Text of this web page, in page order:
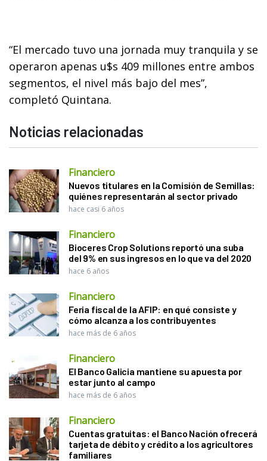
“El mercado tuvo una jornada muy tranquila y se
operaron apenas u$s 409 millones entre ambos
segmentos, el nivel más bajo del mes”,
completó Quintana.
Noticias relacionadas
Financiero
Nuevos titulares en la Comisión de Semillas:
quiénes representarán al sector privado
hace casi 6 años
Financiero
Bioceres Crop Solutions reportó una suba
del 9% en sus ingresos en lo que va del 2020
hace 6 años
Financiero
Feria fiscal de la AFIP: en qué consiste y
cómo alcanza a los contribuyentes
hace más de 6 años
Financiero
El Banco Galicia mantiene su apuesta por
estar junto al campo
hace más de 6 años
Financiero
Cuentas gratuitas: el Banco Nación ofrecerá
tarjeta de débito y crédito a los agricultores
familiares